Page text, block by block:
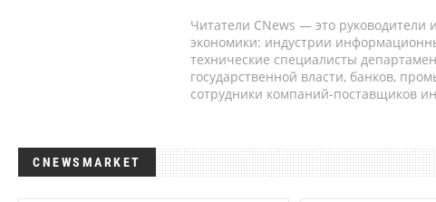
Читатели CNews — это руководители
экономики: индустрии
технические специалисты
государственной власти, банков,
сотрудники компаний-поставщиков
CNEWSMARKET